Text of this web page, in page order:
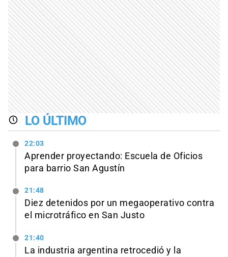
LO ÚLTIMO
22:03
Aprender proyectando: Escuela de Oficios
para barrio San Agustín
21:48
Diez detenidos por un megaoperativo contra
el microtráfico en San Justo
21:40
La industria argentina retrocedió y la